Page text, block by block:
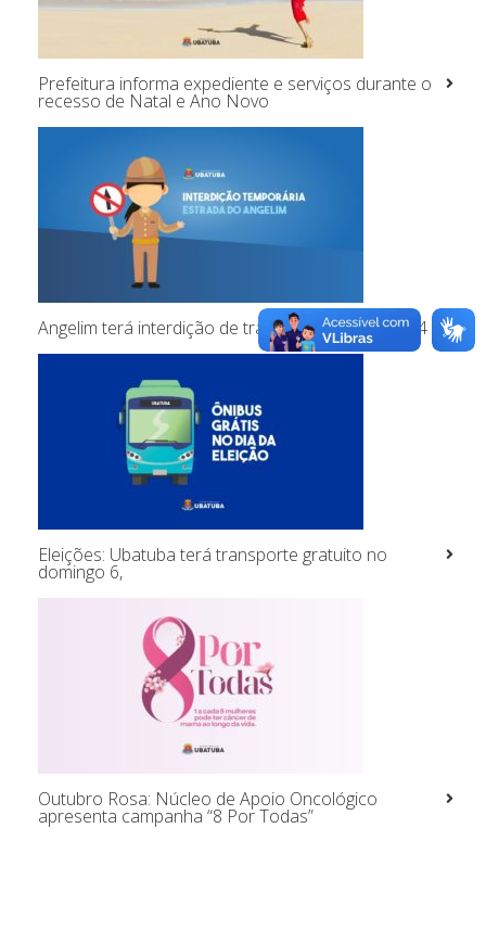
Prefeitura informa expediente e serviços durante o
recesso de Natal e Ano Novo
Angelim terá interdição de tráfego na sexta-feira, 4
Eleições: Ubatuba terá transporte gratuito no
domingo 6,
Outubro Rosa: Núcleo de Apoio Oncológico
apresenta campanha “8 Por Todas”